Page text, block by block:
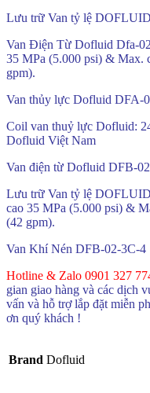
Lưu trữ Van tỷ lệ
Van Điện Từ Dofluid Dfa-
35 MPa (5.000 psi) & Max.
gpm).
Van thủy lực Dofluid DFA-
Coil van thuỷ lực Dofluid:
Dofluid Việt Nam
Van điện từ Dofluid DFB-
Lưu trữ Van tỷ lệ
cao 35 MPa (5.000 psi) &
(42 gpm).
Van Khí Nén DFB-02-3C-4
Hotline & Zalo 0901 327
gian giao hàng và các dịch
vấn và hỗ trợ lắp đặt miễn
ơn quý khách !
Brand Dofluid